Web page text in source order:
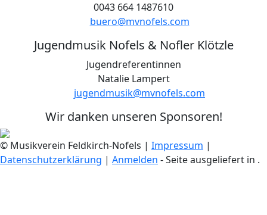
0043 664 1487610
buero@mvnofels.com
Jugendmusik Nofels & Nofler Klötzle
Jugendreferentinnen
Natalie Lampert
jugendmusik@mvnofels.com
Wir danken unseren Sponsoren!
© Musikverein Feldkirch-Nofels | Impressum |
Datenschutzerklärung | Anmelden - Seite ausgeliefert in .